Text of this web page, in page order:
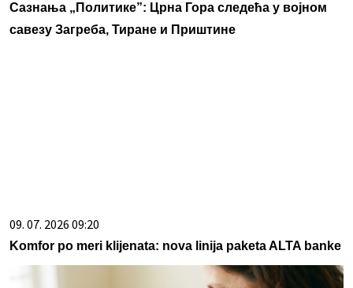
Сазнања „Политике”: Црна Гора следећа у војном
савезу Загреба, Тиране и Приштине
09. 07. 2026 09:20
Komfor po meri klijenata: nova linija paketa ALTA banke